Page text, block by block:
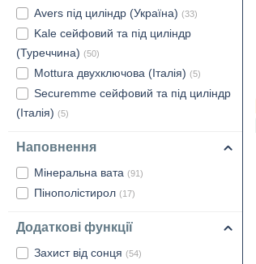
Avers під циліндр (Україна) (33)
Kale сейфовий та під циліндр
(Туреччина) (50)
Mottura двухключова (Італія) (5)
Securemme сейфовий та під циліндр
(Італія) (5)
Наповнення
Мінеральна вата (91)
Пінополістирол (17)
Додаткові функції
Захист від сонця (54)